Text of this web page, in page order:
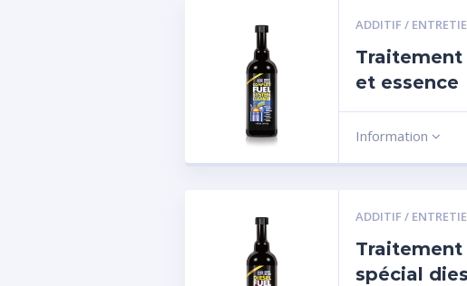
ADDITIF /
Traitement
et essence
Information
ADDITIF /
spécial